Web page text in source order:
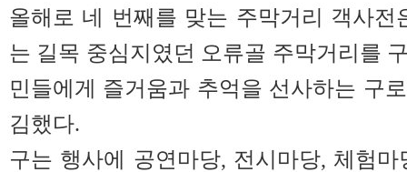
올해로 네 번째를 맞는 주막거리 객사
는 길목 중심지였던 오류골 주막거리를
민들에게 즐거움과 추억을 선사하는 구
김했다.
구는 행사에 공연마당, 전시마당, 체험